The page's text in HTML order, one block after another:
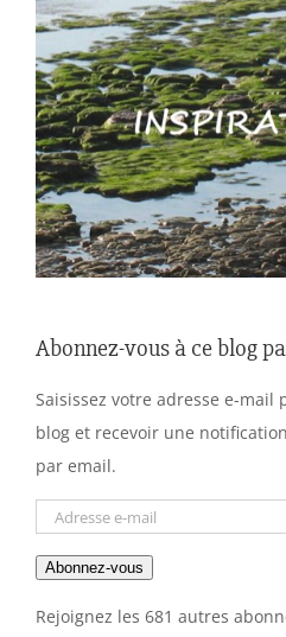
Abonnez-vous à ce blog
Saisissez votre adresse e-mail
blog et recevoir une
par email.
Adresse
mail
Abonnez-vous
Rejoignez les 681 autres